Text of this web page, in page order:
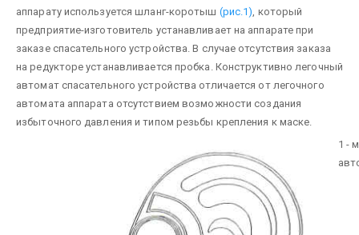
аппарату используется шланг-коротыш (рис.1) , который
предприятие-изготовитель устанавливает на аппарате при
заказе спасательного устройства. В случае отсутствия заказа
на редукторе устанавливается пробка. Конструктивно легочный
автомат спасательного устройства отличается от легочного
автомата аппарата отсутствием возможности создания
избыточного давления и типом резьбы крепления к маске.
1 -